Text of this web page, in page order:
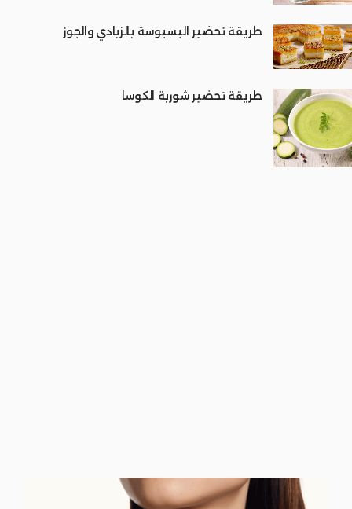
طريقة تحضير البسبوسة بالزبادي والجوز
طريقة تحضير شوربة الكوسا